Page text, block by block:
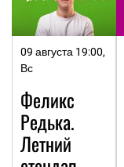
09 августа 19:00,
Вс
Феликс
Редька.
Летний